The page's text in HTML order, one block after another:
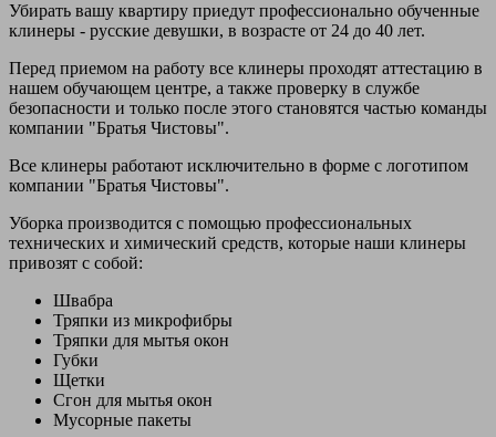
Убирать вашу квартиру приедут профессионально обученные
клинеры - русские девушки, в возрасте от 24 до 40 лет.
Перед приемом на работу все клинеры проходят аттестацию в
нашем обучающем центре, а также проверку в службе
безопасности и только после этого становятся частью команды
компании "Братья Чистовы".
Все клинеры работают исключительно в форме с логотипом
компании "Братья Чистовы".
Уборка производится с помощью профессиональных
технических и химический средств, которые наши клинеры
привозят с собой:
Швабра
Тряпки из микрофибры
Тряпки для мытья окон
Губки
Щетки
Сгон для мытья окон
Мусорные пакеты